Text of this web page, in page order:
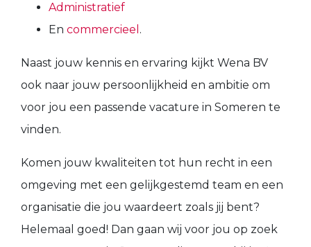
Administratief
En commercieel .
Naast jouw kennis en ervaring kijkt Wena BV
ook naar jouw persoonlijkheid en ambitie om
voor jou een passende vacature in Someren te
vinden.
Komen jouw kwaliteiten tot hun recht in een
omgeving met een gelijkgestemd team en een
organisatie die jou waardeert zoals jij bent?
Helemaal goed! Dan gaan wij voor jou op zoek